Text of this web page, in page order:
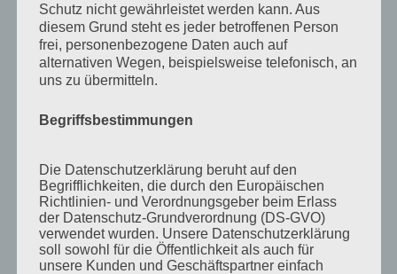
Archiv
September 2021
Februar 2021
August 2020
Juli 2020
Juni 2020
Mai 2020
Schutz nicht gewährleistet werden kann. Aus
diesem Grund steht es jeder betroffenen Person
frei, personenbezogene Daten auch auf
alternativen Wegen, beispielsweise telefonisch, an
uns zu übermitteln.
Begriffsbestimmungen
Die Datenschutzerklärung beruht auf den
Begrifflichkeiten, die durch den Europäischen
Richtlinien- und Verordnungsgeber beim Erlass
der Datenschutz-Grundverordnung (DS-GVO)
verwendet wurden. Unsere Datenschutzerklärung
soll sowohl für die Öffentlichkeit als auch für
unsere Kunden und Geschäftspartner einfach